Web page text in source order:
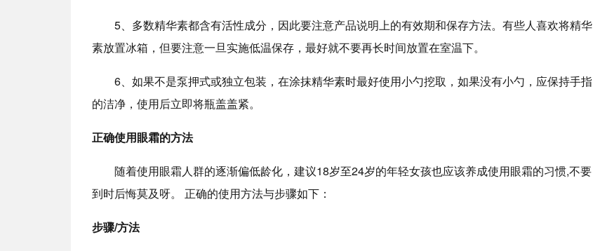
5、多数精华素都含有活性成分，因此要注意产品说明上的有效期和保存方法。有些人喜欢将精华
素放置冰箱，但要注意一旦实施低温保存，最好就不要再长时间放置在室温下。
6、如果不是泵押式或独立包装，在涂抹精华素时最好使用小勺挖取，如果没有小勺，应保持手指
的洁净，使用后立即将瓶盖盖紧。
正确使用眼霜的方法
随着使用眼霜人群的逐渐偏低龄化，建议18岁至24岁的年轻女孩也应该养成使用眼霜的习惯,不要
到时后悔莫及呀。 正确的使用方法与步骤如下：
步骤/方法